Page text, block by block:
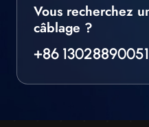
Vous recherchez
câblage ?
+86 13028890051